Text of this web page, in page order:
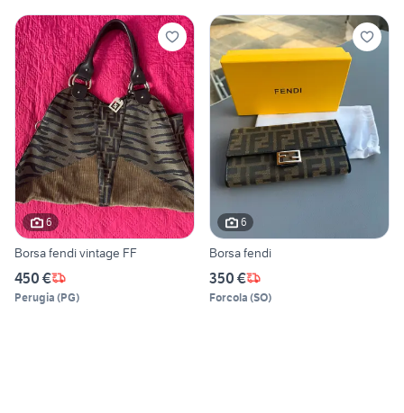
6
Borsa fendi vintage FF
450 €
Perugia (PG)
6
Borsa fendi
350 €
Forcola (SO)